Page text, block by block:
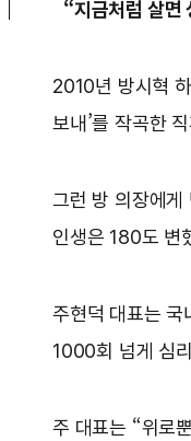
“지금처럼 살면
2010년 방시혁
보내’를 작곡한
그런 방 의장에게
인생은 180도 변
주현덕 대표는
1000회 넘게 심
주 대표는 “위로